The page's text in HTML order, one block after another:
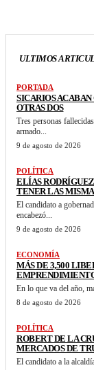
ULTIMOS
PORTADA
SICARIOS
OTRAS DOS
Tres personas
armado...
9 de agosto de 2026
POLÍTICA
ELÍAS
TENER LAS
El candidato a
encabezó...
9 de agosto de 2026
ECONOMÍA
MÁS DE 3,500
En lo que va del año,
8 de agosto de 2026
POLÍTICA
ROBERT DE LA
MERCADOS DE
El candidato a la